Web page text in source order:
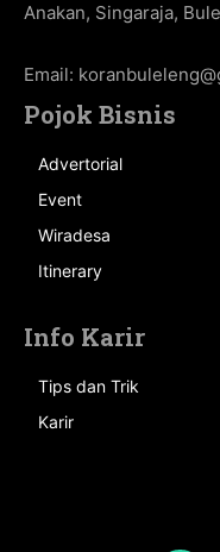
Anakan, Singaraja,
Email:
Pojok Bisnis
Advertorial
Event
Wiradesa
Itinerary
Info Karir
Tips dan Trik
Karir